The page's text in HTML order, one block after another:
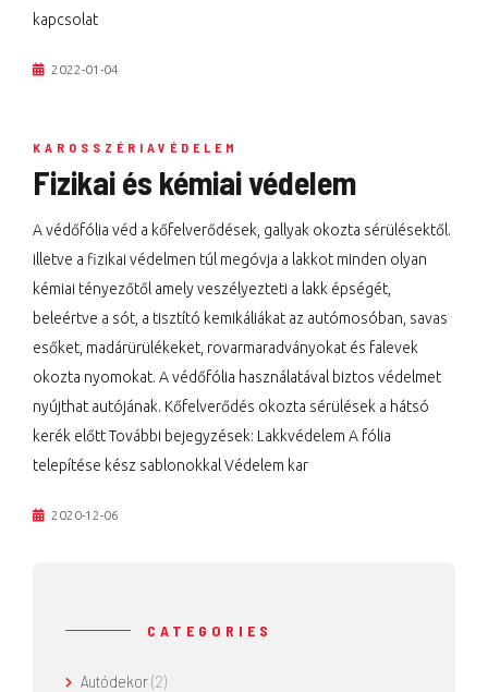
kapcsolat
2022-01-04
KAROSSZÉRIAVÉDELEM
Fizikai és kémiai védelem
A védőfólia véd a kőfelverődések, gallyak okozta sérülésektől.
illetve a fizikai védelmen túl megóvja a lakkot minden olyan
kémiai tényezőtől amely veszélyezteti a lakk épségét,
beleértve a sót, a tisztító kemikáliákat az autómosóban, savas
esőket, madárürülékeket, rovarmaradványokat és falevek
okozta nyomokat. A védőfólia használatával biztos védelmet
nyújthat autójának. Kőfelverődés okozta sérülések a hátsó
kerék előtt További bejegyzések: Lakkvédelem A fólia
telepítése kész sablonokkal Védelem kar
2020-12-06
CATEGORIES
Autódekor(2)